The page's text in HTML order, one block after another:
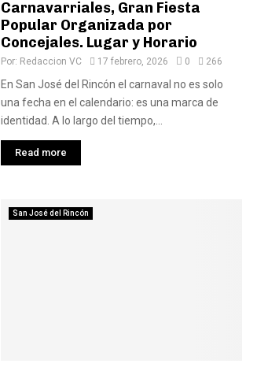
Carnavarriales, Gran Fiesta
Popular Organizada por
Concejales. Lugar y Horario
Por: Redaccion VC 17 febrero, 2026 0 266
En San José del Rincón el carnaval no es solo
una fecha en el calendario: es una marca de
identidad. A lo largo del tiempo,...
Read more
San José del Rincón